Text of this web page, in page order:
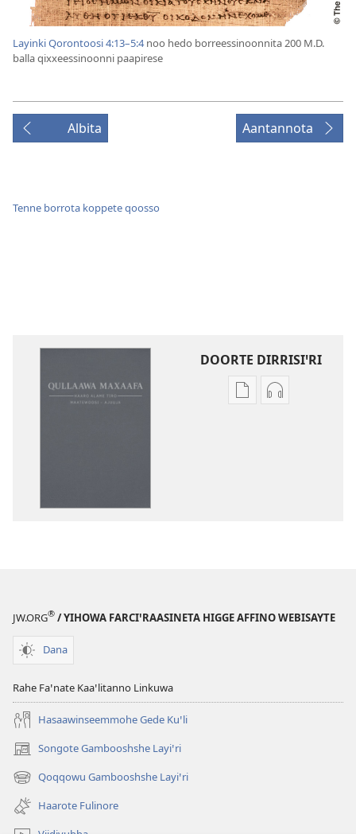
Layinki Qorontoosi 4:13–5:4noo hedo borreessinoonnita 200 M.D.
balla qixxeessinoonni paapirese
Albita Aantannota
Tenne borrota koppete qoosso
DOORTE DIRRISIꞌRI
Borro
JW.ORG® / YIHOWA FARCIꞌRAASINETA HIGGE AFFINO WEBISAYTE
Dana
Rahe Faꞌnate Kaaꞌlitanno Linkuwa
Hasaawinseemmohe Gede Kuꞌli
Songote Gambooshshe Layiꞌri
(opens
new
window)
Qoqqowu Gambooshshe Layiꞌri
(opens
new
window)
Haarote Fulinore